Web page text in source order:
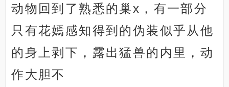
动物回到了熟悉的巢x，有一部分
只有花嫣感知得到的伪装似乎从他
的身上剥下，露出猛兽的内里，动
作大胆不